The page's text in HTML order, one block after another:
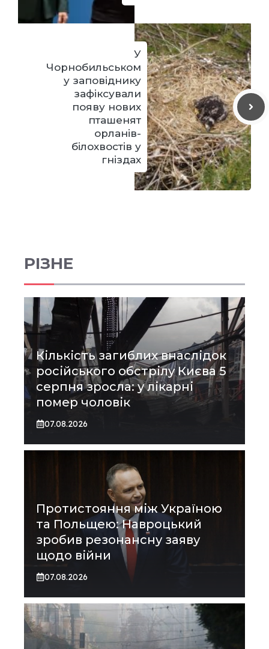
У
Чорнобильськом
у заповіднику
зафіксували
появу нових
пташенят
орланів-
білохвостів у
гніздах
РІЗНЕ
Кількість загиблих внаслідок
російського обстрілу Києва 5
серпня зросла: у лікарні
помер чоловік
07.08.2026
Протистояння між Україною
та Польщею: Навроцький
зробив резонансну заяву
щодо війни
07.08.2026